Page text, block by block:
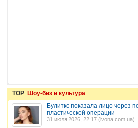
TOP Шоу-биз и культура
Булитко показала лицо через
пластической операции
31 июля 2026, 22:17 (ivona.com.ua)